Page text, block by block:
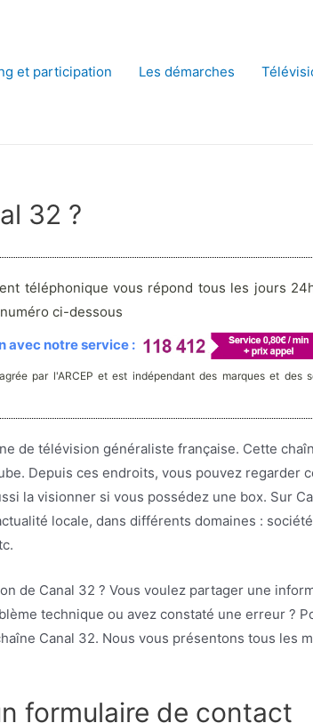
et participation Les démarches
32 ?
téléphonique vous répond tous les jours
ci-dessous
avec notre service :
par l'ARCEP et est indépendant des marques et des
de télévision généraliste française. Cette
Depuis ces endroits, vous pouvez regarder
la visionner si vous possédez une box. Sur
locale, dans différents domaines :
de Canal 32 ? Vous voulez partager une
technique ou avez constaté une erreur ?
Canal 32. Nous vous présentons tous les
formulaire de contact